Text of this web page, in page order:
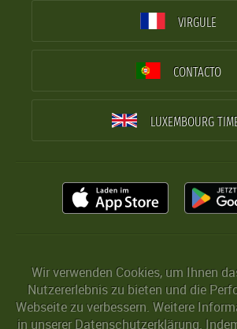
VIRGULE
CONTACTO
LUXEMBOURG
Wir verwenden Cookies, um Ihnen
Nutzererlebnis zu bieten und die
Webseite zu verbessern. Weitere
in unserer Datenschutzerklärung.